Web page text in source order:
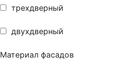
трехдверный
двухдверный
Материал фасадов